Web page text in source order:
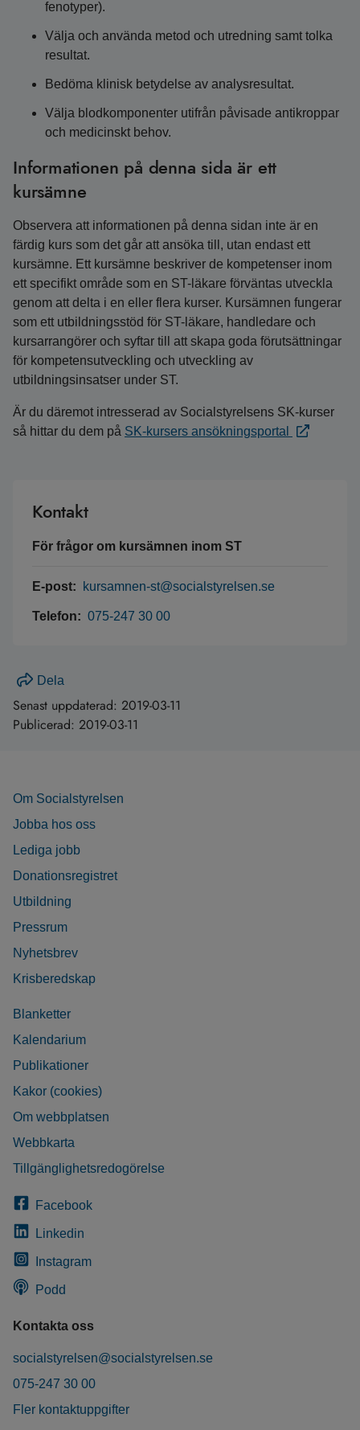
fenotyper).
Välja och använda metod och utredning samt tolka
resultat.
Bedöma klinisk betydelse av analysresultat.
Välja blodkomponenter utifrån påvisade antikroppar
och medicinskt behov.
Informationen på denna sida är ett
kursämne
Observera att informationen på denna sidan inte är en
färdig kurs som det går att ansöka till, utan endast ett
kursämne. Ett kursämne beskriver de kompetenser inom
ett specifikt område som en ST-läkare förväntas utveckla
genom att delta i en eller flera kurser. Kursämnen fungerar
som ett utbildningsstöd för ST-läkare, handledare och
kursarrangörer och syftar till att skapa goda förutsättningar
för kompetensutveckling och utveckling av
utbildningsinsatser under ST.
Är du däremot intresserad av Socialstyrelsens SK-kurser
så hittar du dem på SK-kursers ansökningsportal
Kontakt
För frågor om kursämnen inom ST
E-post: kursamnen-st@socialstyrelsen.se
Telefon: 075-247 30 00
Dela
Senast uppdaterad: 2019-03-11
Publicerad: 2019-03-11
Om Socialstyrelsen
Jobba hos oss
Lediga jobb
Donationsregistret
Utbildning
Pressrum
Nyhetsbrev
Krisberedskap
Blanketter
Kalendarium
Publikationer
Kakor (cookies)
Om webbplatsen
Webbkarta
Tillgänglighetsredogörelse
Facebook
Linkedin
Instagram
Podd
Kontakta oss
socialstyrelsen@socialstyrelsen.se
075-247 30 00
Fler kontaktuppgifter